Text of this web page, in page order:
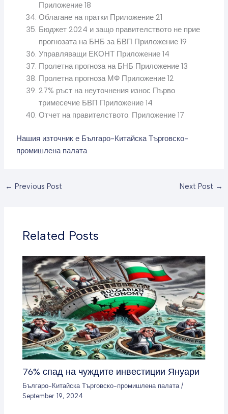
Приложение 18
Облагане на пратки Приложение 21
Бюджет 2024 и защо правителството не прие
прогнозата на БНБ за БВП Приложение 19
Управляващи ЕКОНТ Приложение 14
Пролетна прогноза на БНБ Приложение 13
Пролетна прогноза МФ Приложение 12
27% ръст на неуточнения износ Първо
тримесечие БВП Приложение 14
Отчет на правителството. Приложение 17
Нашия източник е Българо-Китайска Търговско-
промишлена палaта
← Previous Post Next Post →
Related Posts
76% спад на чуждите инвестиции Януари
Българо-Китайска Търговско-промишлена палaта /
September 19, 2024